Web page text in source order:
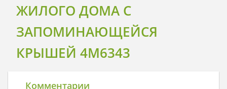
ЖИЛОГО ДОМА С
ЗАПОМИНАЮЩЕЙСЯ
КРЫШЕЙ 4M6343
Комментарии